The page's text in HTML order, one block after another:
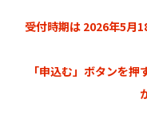
本システムを
行うためには
ことが必要です
体は本システム
システムを御
受付時期は 2026年5月
「申込む」ボタンを